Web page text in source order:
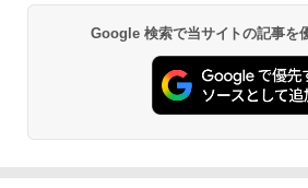
Google 検索で当サイトの記事を